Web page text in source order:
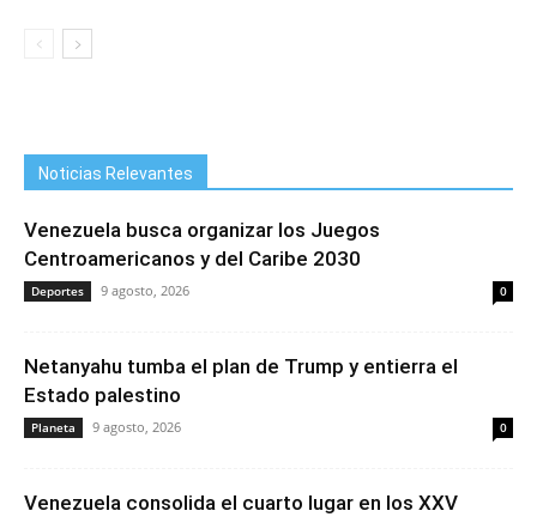
Noticias Relevantes
Venezuela busca organizar los Juegos
Centroamericanos y del Caribe 2030
Deportes 9 agosto, 2026 0
Netanyahu tumba el plan de Trump y entierra el
Estado palestino
Planeta 9 agosto, 2026 0
Venezuela consolida el cuarto lugar en los XXV